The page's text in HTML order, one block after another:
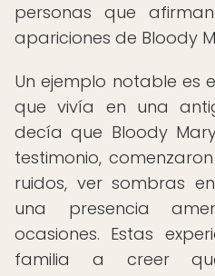
personas que
apariciones de Bloody
Un ejemplo notable es
que vivía en una
decía que Bloody
testimonio,
ruidos, ver sombras
una presencia
ocasiones. Estas
familia a creer